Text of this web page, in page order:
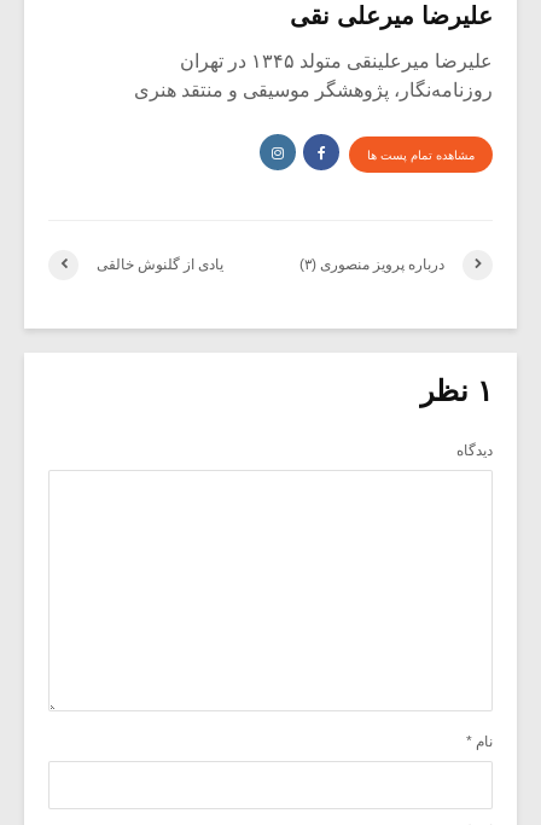
علیرضا میرعلی نقی
علیرضا میرعلینقی متولد ۱۳۴۵ در تهران
روزنامه‌نگار، پژوهشگر موسیقی و منتقد هنری
مشاهده تمام پست ها
یادی از گلنوش خالقی درباره پرویز منصوری (۳)
۱ نظر
دیدگاه
نام *